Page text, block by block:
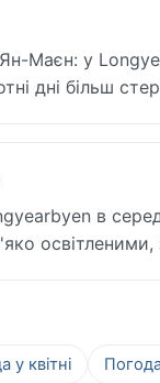
Маєн: у
дні більш
в
у квітні